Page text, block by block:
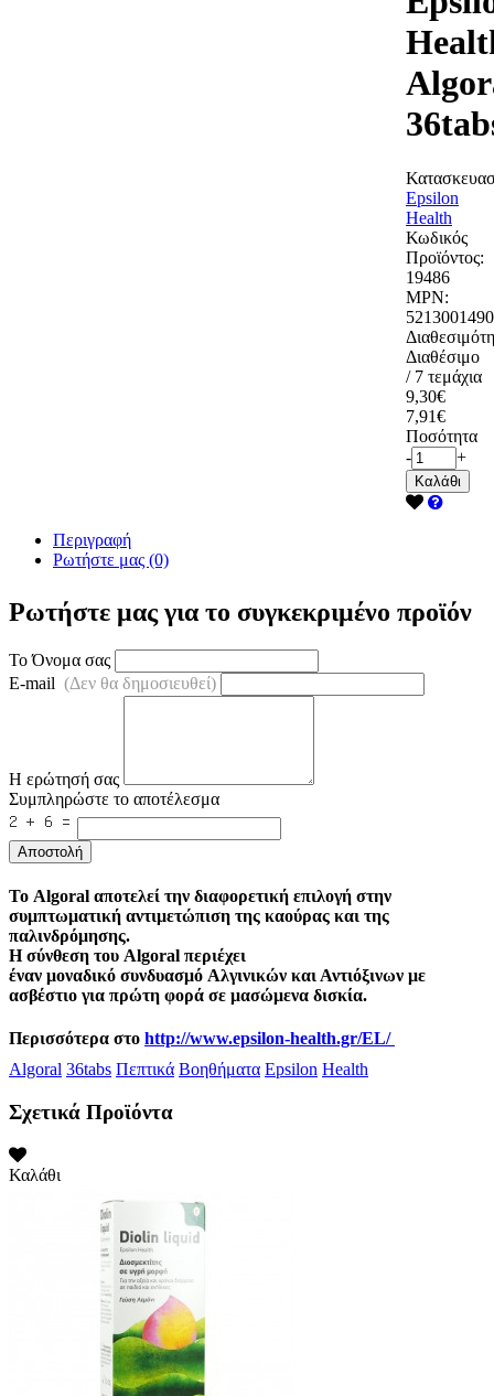
Epsilon
Health
Κωδικός
Προϊόντος:
19486
MPN:
Διαθέσιμο
/ 7 τεμάχια
9,30€
7,91€
Ποσότητα
-
+
Καλάθι
Περιγραφή
Ρωτήστε μας (0)
Ρωτήστε μας για το συγκεκριμένο προϊόν
Το Όνομα σας
E-mail (Δεν θα δημοσιευθεί)
Η ερώτησή σας
Συμπληρώστε το αποτέλεσμα
Αποστολή
Το Algoral αποτελεί την διαφορετική επιλογή στην
συμπτωματική αντιμετώπιση της καούρας και της
παλινδρόμησης.
Η σύνθεση του Algoral περιέχει
έναν μοναδικό συνδυασμό Αλγινικών και Αντιόξινων με
ασβέστιο για πρώτη φορά σε μασώμενα δισκία.
Περισσότερα στο http://www.epsilon-health.gr/EL/
Algoral 36tabs Πεπτικά Βοηθήματα Epsilon Health
Σχετικά Προϊόντα
Καλάθι